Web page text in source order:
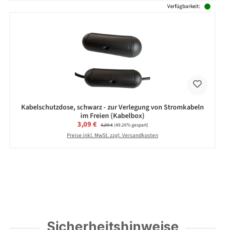
Verfügbarkeit:
Kabelschutzdose, schwarz - zur Verlegung von Stromkabeln
im Freien (Kabelbox)
Verkaufspreis:
3,09 € Regulärer Preis:
6,09 €(49.26% gespart)
Preise inkl. MwSt. zzgl. Versandkosten
Sicherheitshinweise